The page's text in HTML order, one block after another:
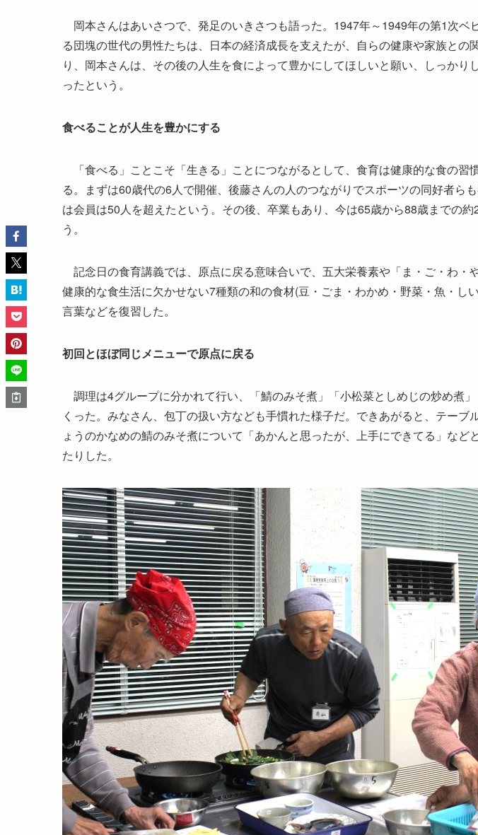
岡本さんはあいさつで、発足のいきさつも語った。1947年～1949年の第1次ベ
る団塊の世代の男性たちは、日本の経済成長を支えたが、自らの健康や家族との
り、岡本さんは、その後の人生を食によって豊かにしてほしいと願い、しっかり
ったという。
食べることが人生を豊かにする
「食べる」ことこそ「生きる」ことにつながるとして、食育は健康的な食の習
る。まずは60歳代の6人で開催、後藤さんの人のつながりでスポーツの同好者ら
は会員は50人を超えたという。その後、卒業もあり、今は65歳から88歳までの
う。
記念日の食育講義では、原点に戻る意味合いで、五大栄養素や「ま・ご・わ・
健康的な食生活に欠かせない7種類の和の食材(豆・ごま・わかめ・野菜・魚・し
言葉などを復習した。
初回とほぼ同じメニューで原点に戻る
調理は4グループに分かれて行い、「鯖のみそ煮」「小松菜としめじの炒め煮
くった。みなさん、包丁の扱い方なども手慣れた様子だ。できあがると、テーブ
ょうのかなめの鯖のみそ煮について「あかんと思ったが、上手にできてる」など
たりした。